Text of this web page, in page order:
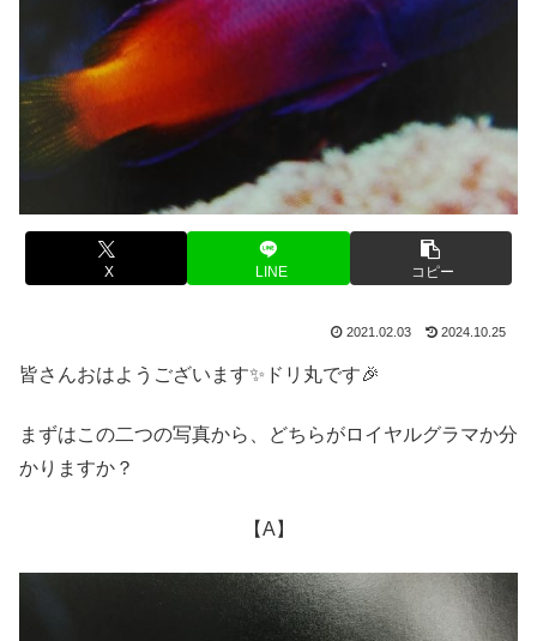
X LINE コピー
2021.02.03 2024.10.25
皆さんおはようございます✨ドリ丸です🎉
まずはこの二つの写真から、どちらがロイヤルグラマか分
かりますか？
【A】